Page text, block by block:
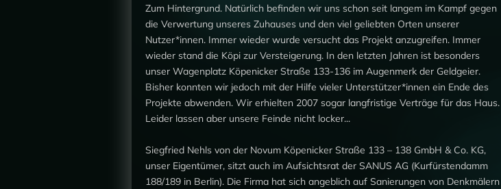
Zum Hintergrund. Natürlich befinden wir uns schon seit langem im Kampf gegen
die Verwertung unseres Zuhauses und den viel geliebten Orten unserer
Nutzer*innen. Immer wieder wurde versucht das Projekt anzugreifen. Immer
wieder stand die Köpi zur Versteigerung. In den letzten Jahren ist besonders
unser Wagenplatz Köpenicker Straße 133-136 im Augenmerk der Geldgeier.
Bisher konnten wir jedoch mit der Hilfe vieler Unterstützer*innen ein Ende des
Projekte abwenden. Wir erhielten 2007 sogar langfristige Verträge für das Haus.
Leider lassen aber unsere Feinde nicht locker...
Siegfried Nehls von der Novum Köpenicker Straße 133 – 138 GmbH & Co. KG,
unser Eigentümer, sitzt auch im Aufsichtsrat der SANUS AG (Kurfürstendamm
188/189 in Berlin). Die Firma hat sich angeblich auf Sanierungen von Denkmälern